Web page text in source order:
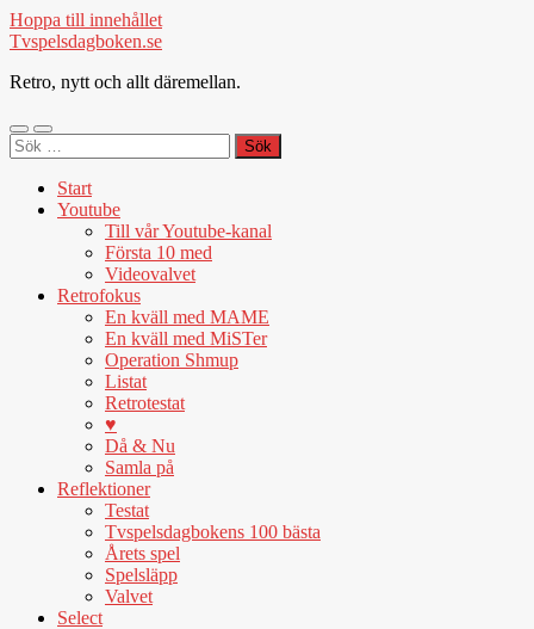
Hoppa till innehållet
Tvspelsdagboken.se
Retro, nytt och allt däremellan.
Slå
på/av
Slå
på/av
Sök
efter:
Start
Youtube
Till vår Youtube-kanal
Första 10 med
Videovalvet
Retrofokus
En kväll med MAME
En kväll med MiSTer
Operation Shmup
Listat
Retrotestat
♥
Då & Nu
Samla på
Reflektioner
Testat
Tvspelsdagbokens 100 bästa
Årets spel
Spelsläpp
Valvet
Select